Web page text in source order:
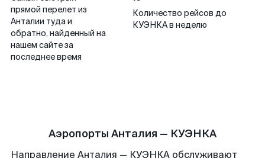
прямой перелет из
Анталии туда и
обратно, найденный на
нашем сайте за
последнее время
Количество рейсов до
КУЭНКА в неделю
Аэропорты Анталия — КУЭНКА
Направление Анталия — КУЭНКА обслуживают